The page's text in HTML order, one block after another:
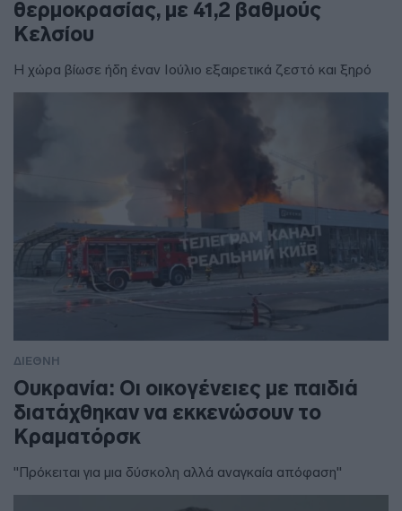
θερμοκρασίας, με 41,2 βαθμούς
Κελσίου
Η χώρα βίωσε ήδη έναν Ιούλιο εξαιρετικά ζεστό και ξηρό
ΔΙΕΘΝΗ
Ουκρανία: Οι οικογένειες με παιδιά
διατάχθηκαν να εκκενώσουν το
Κραματόρσκ
"Πρόκειται για μια δύσκολη αλλά αναγκαία απόφαση"